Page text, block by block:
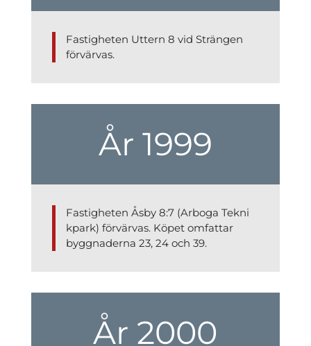
Fastigheten Uttern 8 vid Strängen
förvärvas.
Fastigheten Åsby 8:7 (Arboga Tekni
kpark) förvärvas. Köpet omfattar
byggnaderna 23, 24 och 39.
År 1999
År 2000